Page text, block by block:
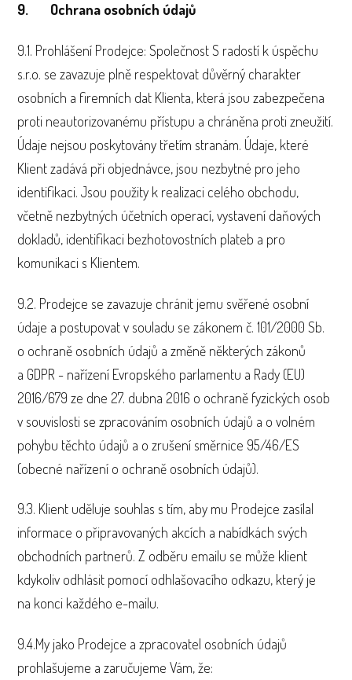
9. Ochrana osobních údajů
9.1. Prohlášení Prodejce: Společnost S radostí k úspěchu
s.r.o. se zavazuje plně respektovat důvěrný charakter
osobních a firemních dat Klienta, která jsou zabezpečena
proti neautorizovanému přístupu a chráněna proti zneužití.
Údaje nejsou poskytovány třetím stranám. Údaje, které
Klient zadává při objednávce, jsou nezbytné pro jeho
identifikaci. Jsou použity k realizaci celého obchodu,
včetně nezbytných účetních operací, vystavení daňových
dokladů, identifikaci bezhotovostních plateb a pro
komunikaci s Klientem.
9.2. Prodejce se zavazuje chránit jemu svěřené osobní
údaje a postupovat v souladu se zákonem č. 101/2000 Sb.
o ochraně osobních údajů a změně některých zákonů
a GDPR - nařízení Evropského parlamentu a Rady (EU)
2016/679 ze dne 27. dubna 2016 o ochraně fyzických osob
v souvislosti se zpracováním osobních údajů a o volném
pohybu těchto údajů a o zrušení směrnice 95/46/ES
(obecné nařízení o ochraně osobních údajů).
9.3. Klient uděluje souhlas s tím, aby mu Prodejce zasílal
informace o připravovaných akcích a nabídkách svých
obchodních partnerů. Z odběru emailu se může klient
kdykoliv odhlásit pomocí odhlašovacího odkazu, který je
na konci každého e-mailu.
9.4.My jako Prodejce a zpracovatel osobních údajů
prohlašujeme a zaručujeme Vám, že: